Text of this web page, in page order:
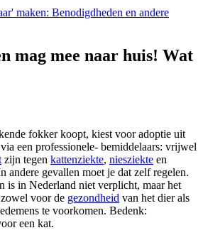
maken: Benodigdheden en andere
mag mee naar huis! Wat
fokker koopt, kiest voor adoptie uit
een professionele- bemiddelaars: vrijwel
zijn tegen kattenziekte, niesziekte en
andere gevallen moet je dat zelf regelen.
is in Nederland niet verplicht, maar het
voor de gezondheid van het dier als
te voorkomen. Bedenk:
een kat.